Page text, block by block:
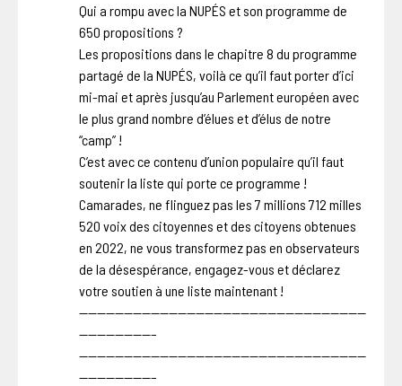
Qui a rompu avec la NUPÉS et son programme de
650 propositions ?
Les propositions dans le chapitre 8 du programme
partagé de la NUPÉS, voilà ce qu’il faut porter d’ici
mi-mai et après jusqu’au Parlement européen avec
le plus grand nombre d’élues et d’élus de notre
“camp” !
C’est avec ce contenu d’union populaire qu’il faut
soutenir la liste qui porte ce programme !
Camarades, ne flinguez pas les 7 millions 712 milles
520 voix des citoyennes et des citoyens obtenues
en 2022, ne vous transformez pas en observateurs
de la désespérance, engagez-vous et déclarez
votre soutien à une liste maintenant !
————————————————————————————————
————————–
————————————————————————————————
————————–